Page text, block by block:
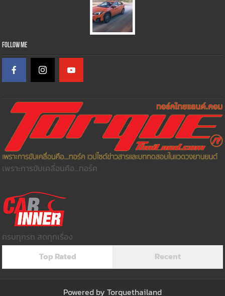
Follow Me
เพราะการขับเคลื่อนคือ...ทอร์ค
ครบทุกรถ สดทุกเรื่อง
Top Rated
Recent
Powered by Torquethailand